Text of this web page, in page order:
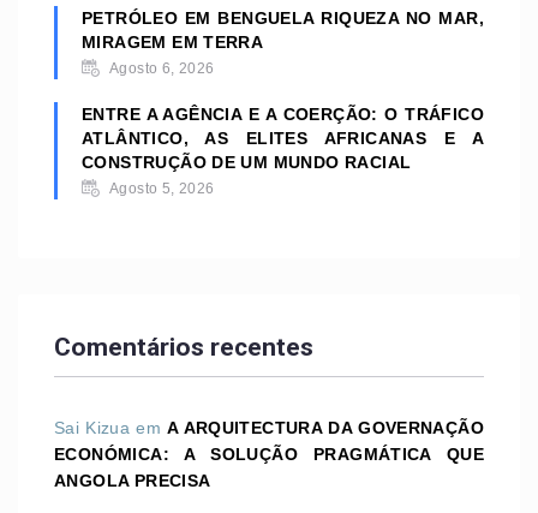
PETRÓLEO EM BENGUELA RIQUEZA NO MAR,
MIRAGEM EM TERRA
Agosto 6, 2026
ENTRE A AGÊNCIA E A COERÇÃO: O TRÁFICO
ATLÂNTICO, AS ELITES AFRICANAS E A
CONSTRUÇÃO DE UM MUNDO RACIAL
Agosto 5, 2026
Comentários recentes
Sai Kizua emA ARQUITECTURA DA GOVERNAÇÃO
ECONÓMICA: A SOLUÇÃO PRAGMÁTICA QUE
ANGOLA PRECISA